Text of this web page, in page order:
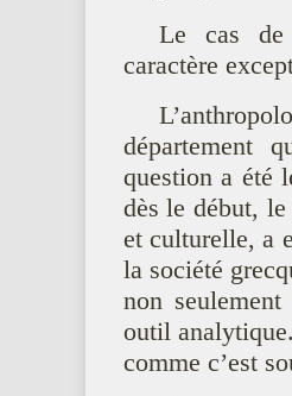
Le cas de
caractère
département
question a été
dès le début,
et culturelle, a
la société
non
outil
comme c’est